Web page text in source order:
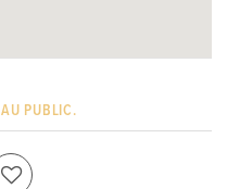
PUBLIC.